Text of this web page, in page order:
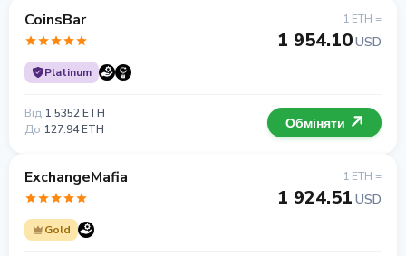
CoinsBar
Platinum
1 ETH =
1 954.10USD
Від 1.5352 ETH
До 127.94 ETH Обміняти
ExchangeMafia
Gold
1 ETH =
1 924.51 USD